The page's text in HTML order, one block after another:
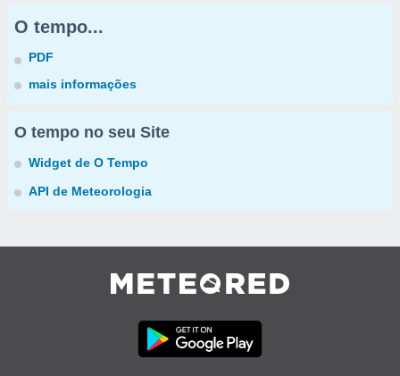
O tempo...
PDF
mais informações
O tempo no seu Site
Widget de O Tempo
API de Meteorologia